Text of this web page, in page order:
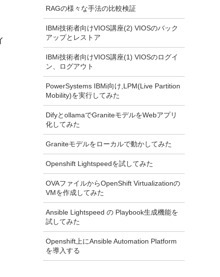
RAGの様々な手法の比較検証
IBMi技術者向けVIOS講座(2) VIOSのバック
アップとレストア
IBMi技術者向けVIOS講座(1) VIOSのログイ
ン、ログアウト
PowerSystems IBMi向け,LPM(Live Partition
Mobility)を実行してみた
DifyとollamaでGraniteモデルをWebアプリ
化してみた
Graniteモデルをローカルで動かしてみた
Openshift Lightspeedを試してみた
OVAファイルからOpenShift Virtualizationの
VMを作成してみた
Ansible Lightspeed の Playbook生成機能を
試してみた
Openshift上にAnsible Automation Platform
を導入する